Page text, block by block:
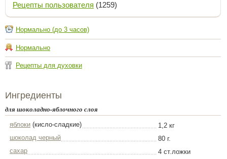
Рецепты пользователя (1259)
Нормально (до 3 часов)
Нормально
Рецепты для духовки
Ингредиенты
для шоколадно-яблочного слоя
яблоки (кисло-сладкие)
1,2 кг
шоколад черный
80 г.
сахар
4 ст.ложки